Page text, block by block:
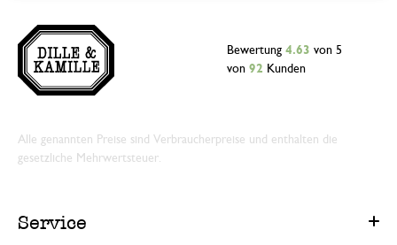
Bewertung 4.63 von 5
von 92 Kunden
Alle genannten Preise sind Verbraucherpreise und enthalten die
gesetzliche Mehrwertsteuer.
Service